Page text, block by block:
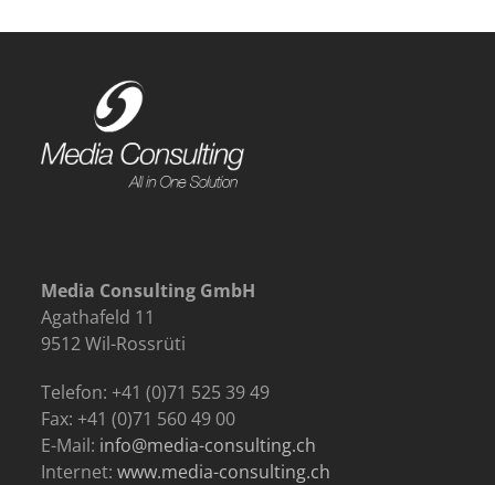
Media Consulting GmbH
Agathafeld 11
9512 Wil-Rossrüti
Telefon: +41 (0)71 525 39 49
Fax: +41 (0)71 560 49 00
E-Mail: info@media-consulting.ch
Internet:www.media-consulting.ch